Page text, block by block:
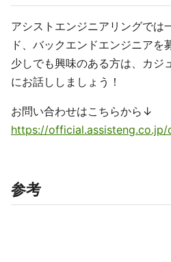
アシストエンジニアリングでは
ド、バックエンドエンジニアを
少しでも興味のある方は、カジ
にお話ししましょう！
お問い合わせはこちらから↓
https://
参考